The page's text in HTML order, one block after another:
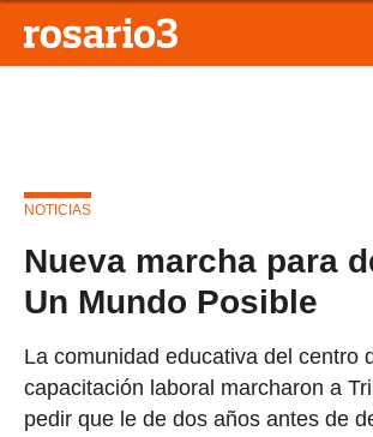
NOTICIAS
Nueva marcha para
Un Mundo Posible
La comunidad educativa del centro
capacitación laboral marcharon a
pedir que le de dos años antes de